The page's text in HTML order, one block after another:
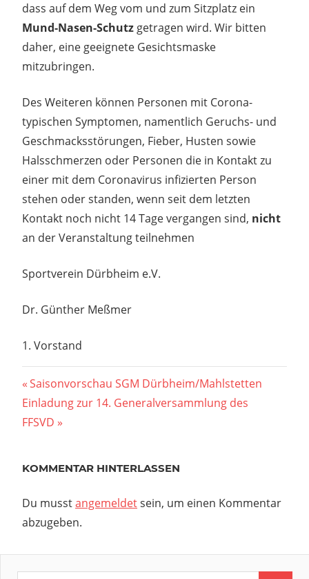
dass auf dem Weg vom und zum Sitzplatz ein
Mund-Nasen-Schutz getragen wird. Wir bitten
daher, eine geeignete Gesichtsmaske
mitzubringen.
Des Weiteren können Personen mit Corona-
typischen Symptomen, namentlich Geruchs- und
Geschmacksstörungen, Fieber, Husten sowie
Halsschmerzen oder Personen die in Kontakt zu
einer mit dem Coronavirus infizierten Person
stehen oder standen, wenn seit dem letzten
Kontakt noch nicht 14 Tage vergangen sind, nicht
an der Veranstaltung teilnehmen
Sportverein Dürbheim e.V.
Dr. Günther Meßmer
1. Vorstand
Beitragsnavigation
Vorheriger
Beitrag:
Saisonvorschau SGM Dürbheim/Mahlstetten
Nächster
Beitrag:
Einladung zur 14. Generalversammlung des
FFSVD
KOMMENTAR HINTERLASSEN
Du musstangemeldetsein, um einen Kommentar
abzugeben.